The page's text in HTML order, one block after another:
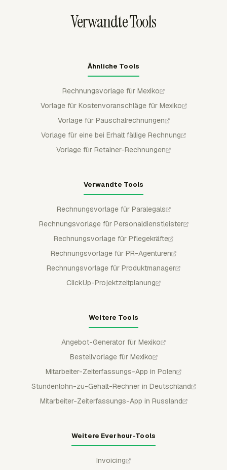
Verwandte Tools
Ähnliche Tools
Rechnungsvorlage für Mexiko
Vorlage für Kostenvoranschläge für Mexiko
Vorlage für Pauschalrechnungen
Vorlage für eine bei Erhalt fällige Rechnung
Vorlage für Retainer-Rechnungen
Verwandte Tools
Rechnungsvorlage für Paralegals
Rechnungsvorlage für Personaldienstleister
Rechnungsvorlage für Pflegekräfte
Rechnungsvorlage für PR-Agenturen
Rechnungsvorlage für Produktmanager
ClickUp-Projektzeitplanung
Weitere Tools
Angebot-Generator für Mexiko
Bestellvorlage für Mexiko
Mitarbeiter-Zeiterfassungs-App in Polen
Stundenlohn-zu-Gehalt-Rechner in Deutschland
Mitarbeiter-Zeiterfassungs-App in Russland
Weitere Everhour-Tools
Invoicing